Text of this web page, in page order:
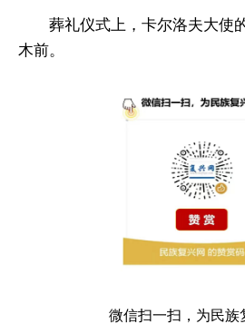
葬礼仪式上，卡尔洛夫大使
木前。
微信扫一扫，为民族